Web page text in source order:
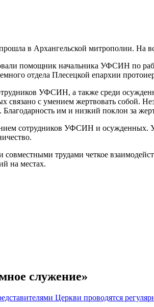
в Архангельской митрополии. На
помощник начальника УФСИН по
отдела Плесецкой епархии
УФСИН, а также среди
с умением жертвовать собой.
Благодарность им и низкий поклон за
сотрудников УФСИН и осужденных.
трудами четкое
на местах.
служение»